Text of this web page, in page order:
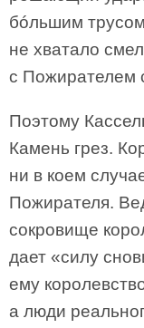
бóльшим
не хватало
с Пожирателем
Поэтому
Камень грез.
ни в коем
Пожирателя.
сокровище
дает «силу
ему
а люди